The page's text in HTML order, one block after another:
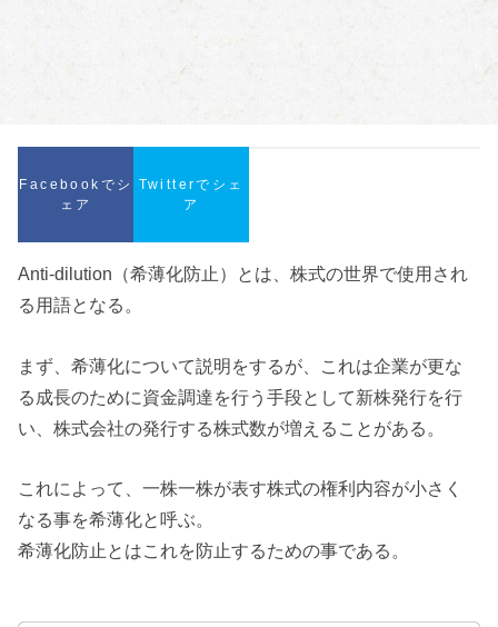
Facebookでシ
ェア
Twitterでシェ
ア
Anti-dilution（希薄化防止）とは、株式の世界で使用され
る用語となる。
まず、希薄化について説明をするが、これは企業が更な
る成長のために資金調達を行う手段として新株発行を行
い、株式会社の発行する株式数が増えることがある。
これによって、一株一株が表す株式の権利内容が小さく
なる事を希薄化と呼ぶ。
希薄化防止とはこれを防止するための事である。